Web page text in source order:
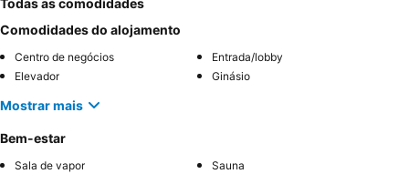
Todas as comodidades
Comodidades do alojamento
Centro de negócios
Entrada/lobby
Elevador
Ginásio
Mostrar mais
Bem-estar
Sala de vapor Sauna